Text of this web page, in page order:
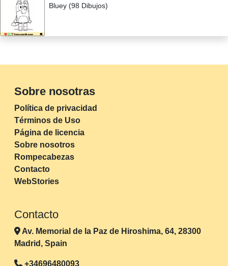
Bluey (98 Dibujos)
Sobre nosotras
Política de privacidad
Términos de Uso
Página de licencia
Sobre nosotros
Rompecabezas
Contacto
WebStories
Contacto
Av. Memorial de la Paz de Hiroshima, 64, 28300
Madrid, Spain
+34696480093